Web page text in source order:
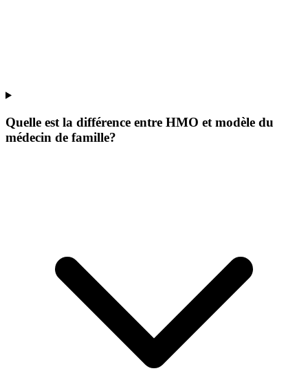
Quelle est la différence entre HMO et modèle du
médecin de famille?